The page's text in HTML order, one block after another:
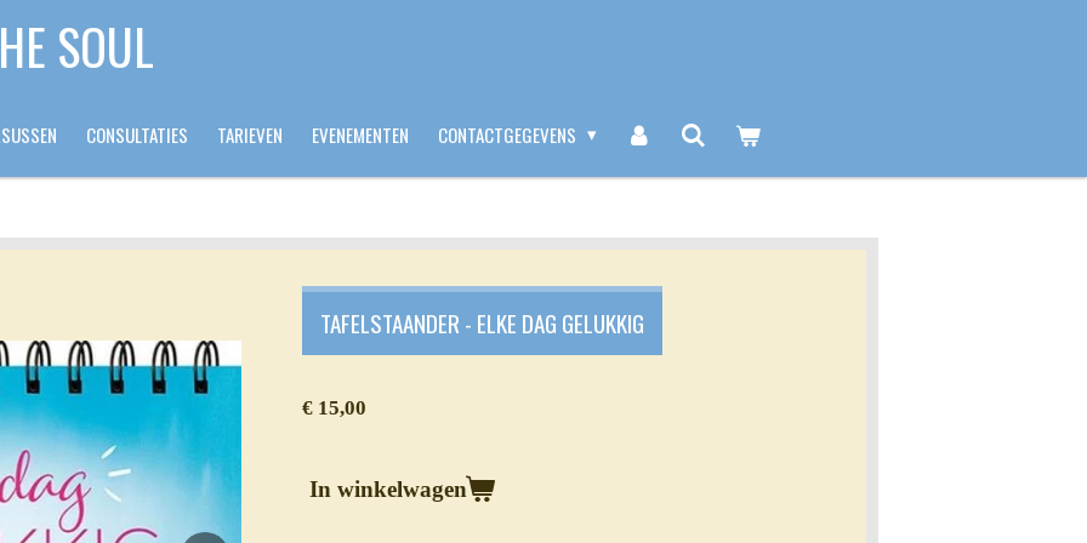
SOUL
CONSULTATIES TARIEVEN EVENEMENTEN CONTACTGEGEVENS
TAFELSTAANDER - ELKE DAG GELUKKIG
€ 15,00
In winkelwagen